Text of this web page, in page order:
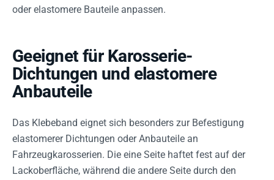
oder elastomere Bauteile anpassen.
Geeignet für Karosserie-
Dichtungen und elastomere
Anbauteile
Das Klebeband eignet sich besonders zur Befestigung
elastomerer Dichtungen oder Anbauteile an
Fahrzeugkarosserien. Die eine Seite haftet fest auf der
Lackoberfläche, während die andere Seite durch den